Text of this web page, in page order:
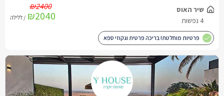
שיר האוס
4 נפשות
₪2040
₪2400
/ ללילה
פרטיות מוחלטת! בריכה פרטית וגקוזי ספא